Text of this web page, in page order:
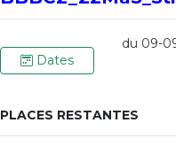
Dates
du 09-
PLACES RESTANTES